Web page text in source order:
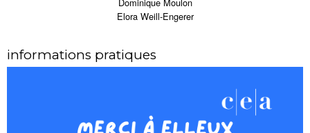
informations pratiques
Elora Weill-Engerer